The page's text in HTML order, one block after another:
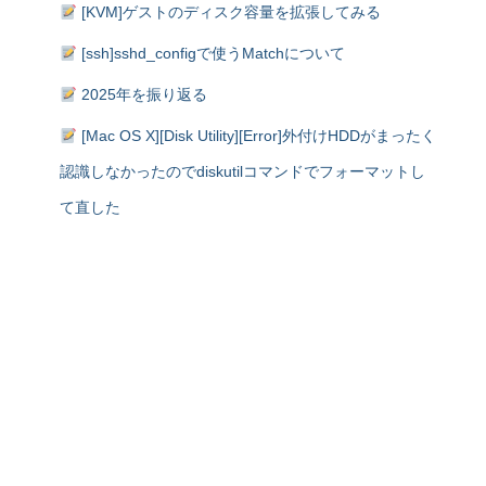
[KVM]ゲストのディスク容量を拡張してみる
[ssh]sshd_configで使うMatchについて
2025年を振り返る
[Mac OS X][Disk Utility][Error]外付けHDDがまったく
認識しなかったのでdiskutilコマンドでフォーマットし
て直した